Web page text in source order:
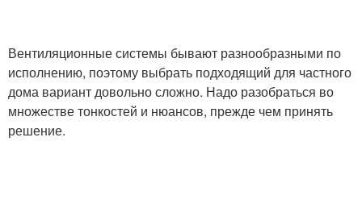
Вентиляционные системы бывают разнообразными по
исполнению, поэтому выбрать подходящий для частного
дома вариант довольно сложно. Надо разобраться во
множестве тонкостей и нюансов, прежде чем принять
решение.